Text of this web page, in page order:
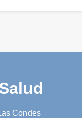
Condes